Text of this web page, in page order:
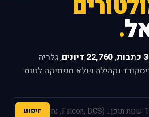
.
,22,760 דיונים
, גלריה
וקהילה שלא מפסיקה לטוס.
חיפוש